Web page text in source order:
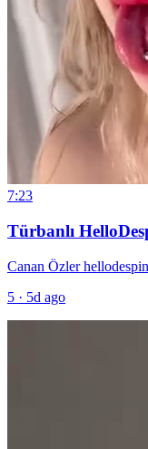
7:23
Türbanlı
Canan Özler
5 · 5d ago